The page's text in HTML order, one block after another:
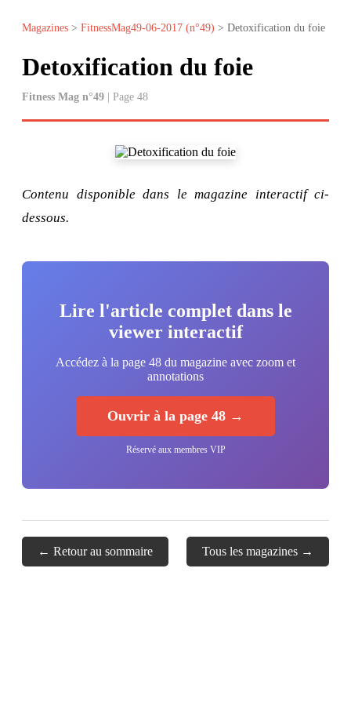
Magazines > FitnessMag49-06-2017 (n°49) > Detoxification du foie
Detoxification du foie
Fitness Mag n°49 | Page 48
Contenu disponible dans le magazine interactif ci-
dessous.
Lire l'article complet dans le
viewer interactif
Accédez à la page 48 du magazine avec zoom et
annotations
Ouvrir à la page 48 →
Réservé aux membres VIP
← Retour au sommaire Tous les magazines →